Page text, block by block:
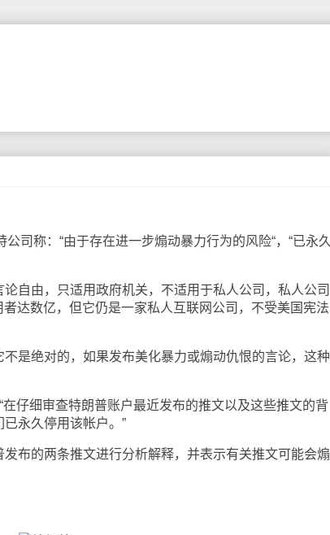
称：“由于存在进一步煽动暴力行为的风险“，“已永久
由，只适用政府机关，不适用于私人公司，私人公司
达数亿，但它仍是一家私人互联网公司，不受美国宪法
绝对的，如果发布美化暴力或煽动仇恨的言论，这种
在仔细审查特朗普账户最近发布的推文以及这些推文的背
永久停用该帐户。”
的两条推文进行分析解释，并表示有关推文可能会煽